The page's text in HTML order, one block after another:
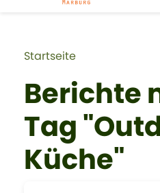
Startseite
Berichte
Tag
Küche"